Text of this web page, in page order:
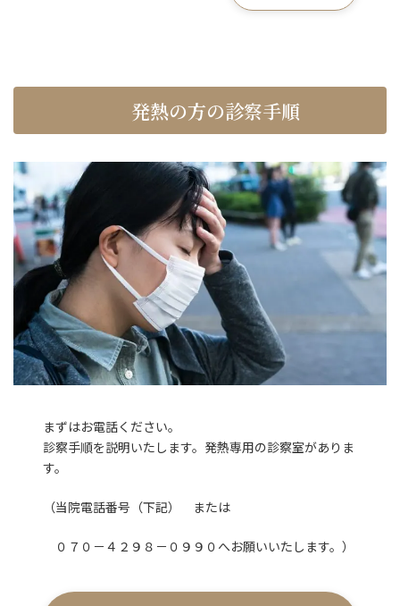
発熱の方の診察手順
まずはお電話ください。
診察手順を説明いたします。発熱専用の診察室がありま
す。
（当院電話番号（下記） または
０７０－４２９８－０９９０へお願いいたします。）